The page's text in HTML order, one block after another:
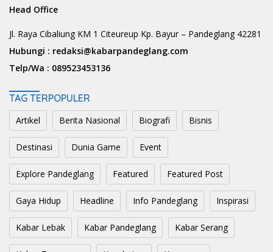
Head Office
Jl. Raya Cibaliung KM 1 Citeureup Kp. Bayur – Pandeglang 42281
Hubungi : redaksi@kabarpandeglang.com
Telp/Wa : 089523453136
TAG TERPOPULER
Artikel Berita Nasional Biografi Bisnis
Destinasi Dunia Game Event
Explore Pandeglang Featured Featured Post
Gaya Hidup Headline Info Pandeglang Inspirasi
Kabar Lebak Kabar Pandeglang Kabar Serang